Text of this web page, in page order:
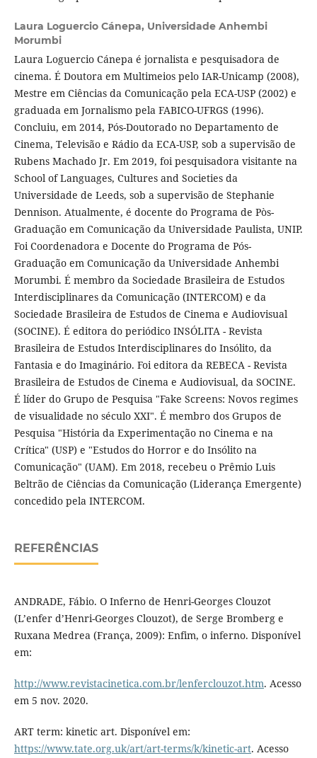
Laura Loguercio Cánepa, Universidade Anhembi
Morumbi
Laura Loguercio Cánepa é jornalista e pesquisadora de
cinema. É Doutora em Multimeios pelo IAR-Unicamp (2008),
Mestre em Ciências da Comunicação pela ECA-USP (2002) e
graduada em Jornalismo pela FABICO-UFRGS (1996).
Concluiu, em 2014, Pós-Doutorado no Departamento de
Cinema, Televisão e Rádio da ECA-USP, sob a supervisão de
Rubens Machado Jr. Em 2019, foi pesquisadora visitante na
School of Languages, Cultures and Societies da
Universidade de Leeds, sob a supervisão de Stephanie
Dennison. Atualmente, é docente do Programa de Pòs-
Graduação em Comunicação da Universidade Paulista, UNIP.
Foi Coordenadora e Docente do Programa de Pós-
Graduação em Comunicação da Universidade Anhembi
Morumbi. É membro da Sociedade Brasileira de Estudos
Interdisciplinares da Comunicação (INTERCOM) e da
Sociedade Brasileira de Estudos de Cinema e Audiovisual
(SOCINE). É editora do periódico INSÓLITA - Revista
Brasileira de Estudos Interdisciplinares do Insólito, da
Fantasia e do Imaginário. Foi editora da REBECA - Revista
Brasileira de Estudos de Cinema e Audiovisual, da SOCINE.
É líder do Grupo de Pesquisa "Fake Screens: Novos regimes
de visualidade no século XXI". É membro dos Grupos de
Pesquisa "História da Experimentação no Cinema e na
Crítica" (USP) e "Estudos do Horror e do Insólito na
Comunicação" (UAM). Em 2018, recebeu o Prêmio Luis
Beltrão de Ciências da Comunicação (Liderança Emergente)
concedido pela INTERCOM.
REFERÊNCIAS
ANDRADE, Fábio. O Inferno de Henri-Georges Clouzot
(L’enfer d’Henri-Georges Clouzot), de Serge Bromberg e
Ruxana Medrea (França, 2009): Enfim, o inferno. Disponível
em:
http://www.revistacinetica.com.br/lenferclouzot.htm. Acesso
em 5 nov. 2020.
ART term: kinetic art. Disponível em:
https://www.tate.org.uk/art/art-terms/k/kinetic-art. Acesso